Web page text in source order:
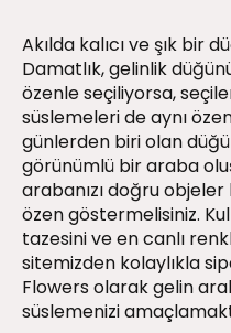
Akılda kalıcı ve şık bir
Damatlık, gelinlik
özenle seçiliyorsa,
süslemeleri de aynı
günlerden biri olan
görünümlü bir araba
arabanızı doğru
özen göstermelisiniz.
tazesini ve en canlı
sitemizden kolaylıkla
Flowers olarak gelin
süslemenizi